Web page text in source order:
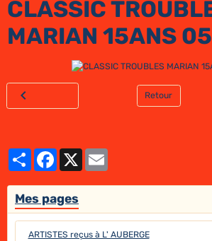
CLASSIC
MARIAN 15ANS
Retour
PartagerFacebook
X
Mes pages
ARTISTES reçus à L' AUBERGE